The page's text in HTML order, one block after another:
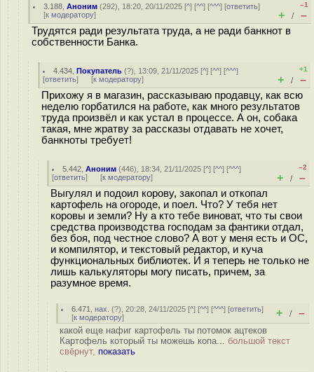
3.188 ,Аноним (292), 18:20, 20/11/2025 [^] [^^] [^^^] [ответить]
[к модератору]
–1
+ / –
Трудятся ради результата труда, а не ради банкнот в
собственности Банка.
4.434 ,Покупатель (?), 13:09, 21/11/2025 [^] [^^] [^^^]
[ответить] [к модератору]
+1
+ / –
Прихожу я в магазин, рассказываю продавцу, как всю
неделю горбатился на работе, как много результатов
труда произвёл и как устал в процессе. А он, собака
такая, мне жратву за рассказы отдавать не хочет,
банкноты требует!
5.442 ,Аноним (446), 18:34, 21/11/2025 [^] [^^] [^^^]
[ответить] [к модератору]
–2
+ / –
Выгулял и подоил корову, закопал и откопал
картофель на огороде, и поел. Что? У тебя нет
коровы и земли? Ну а кто тебе виноват, что ты свои
средства производства господам за фантики отдал,
без боя, под честное слово? А вот у меня есть и ОС,
и компилятор, и текстовый редактор, и куча
функциональных библиотек. И я теперь не только не
лишь калькуляторы могу писать, причем, за
разумное время.
6.471 ,нах. (?), 20:28, 24/11/2025 [^] [^^] [^^^] [ответить]
[к модератору] + / –
какой еще нафиг картофель ты потомок ацтеков
Картофель который ты можешь копа... большой текст
свёрнут, показать